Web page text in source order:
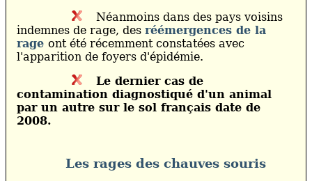
Néanmoins dans des pays voisins
indemnes de rage, des réémergences de la
rage ont été récemment constatées avec
l'apparition de foyers d'épidémie.
Le dernier cas de
contamination diagnostiqué d'un animal
par un autre sur le sol français date de
2008.
Les rages des chauves souris